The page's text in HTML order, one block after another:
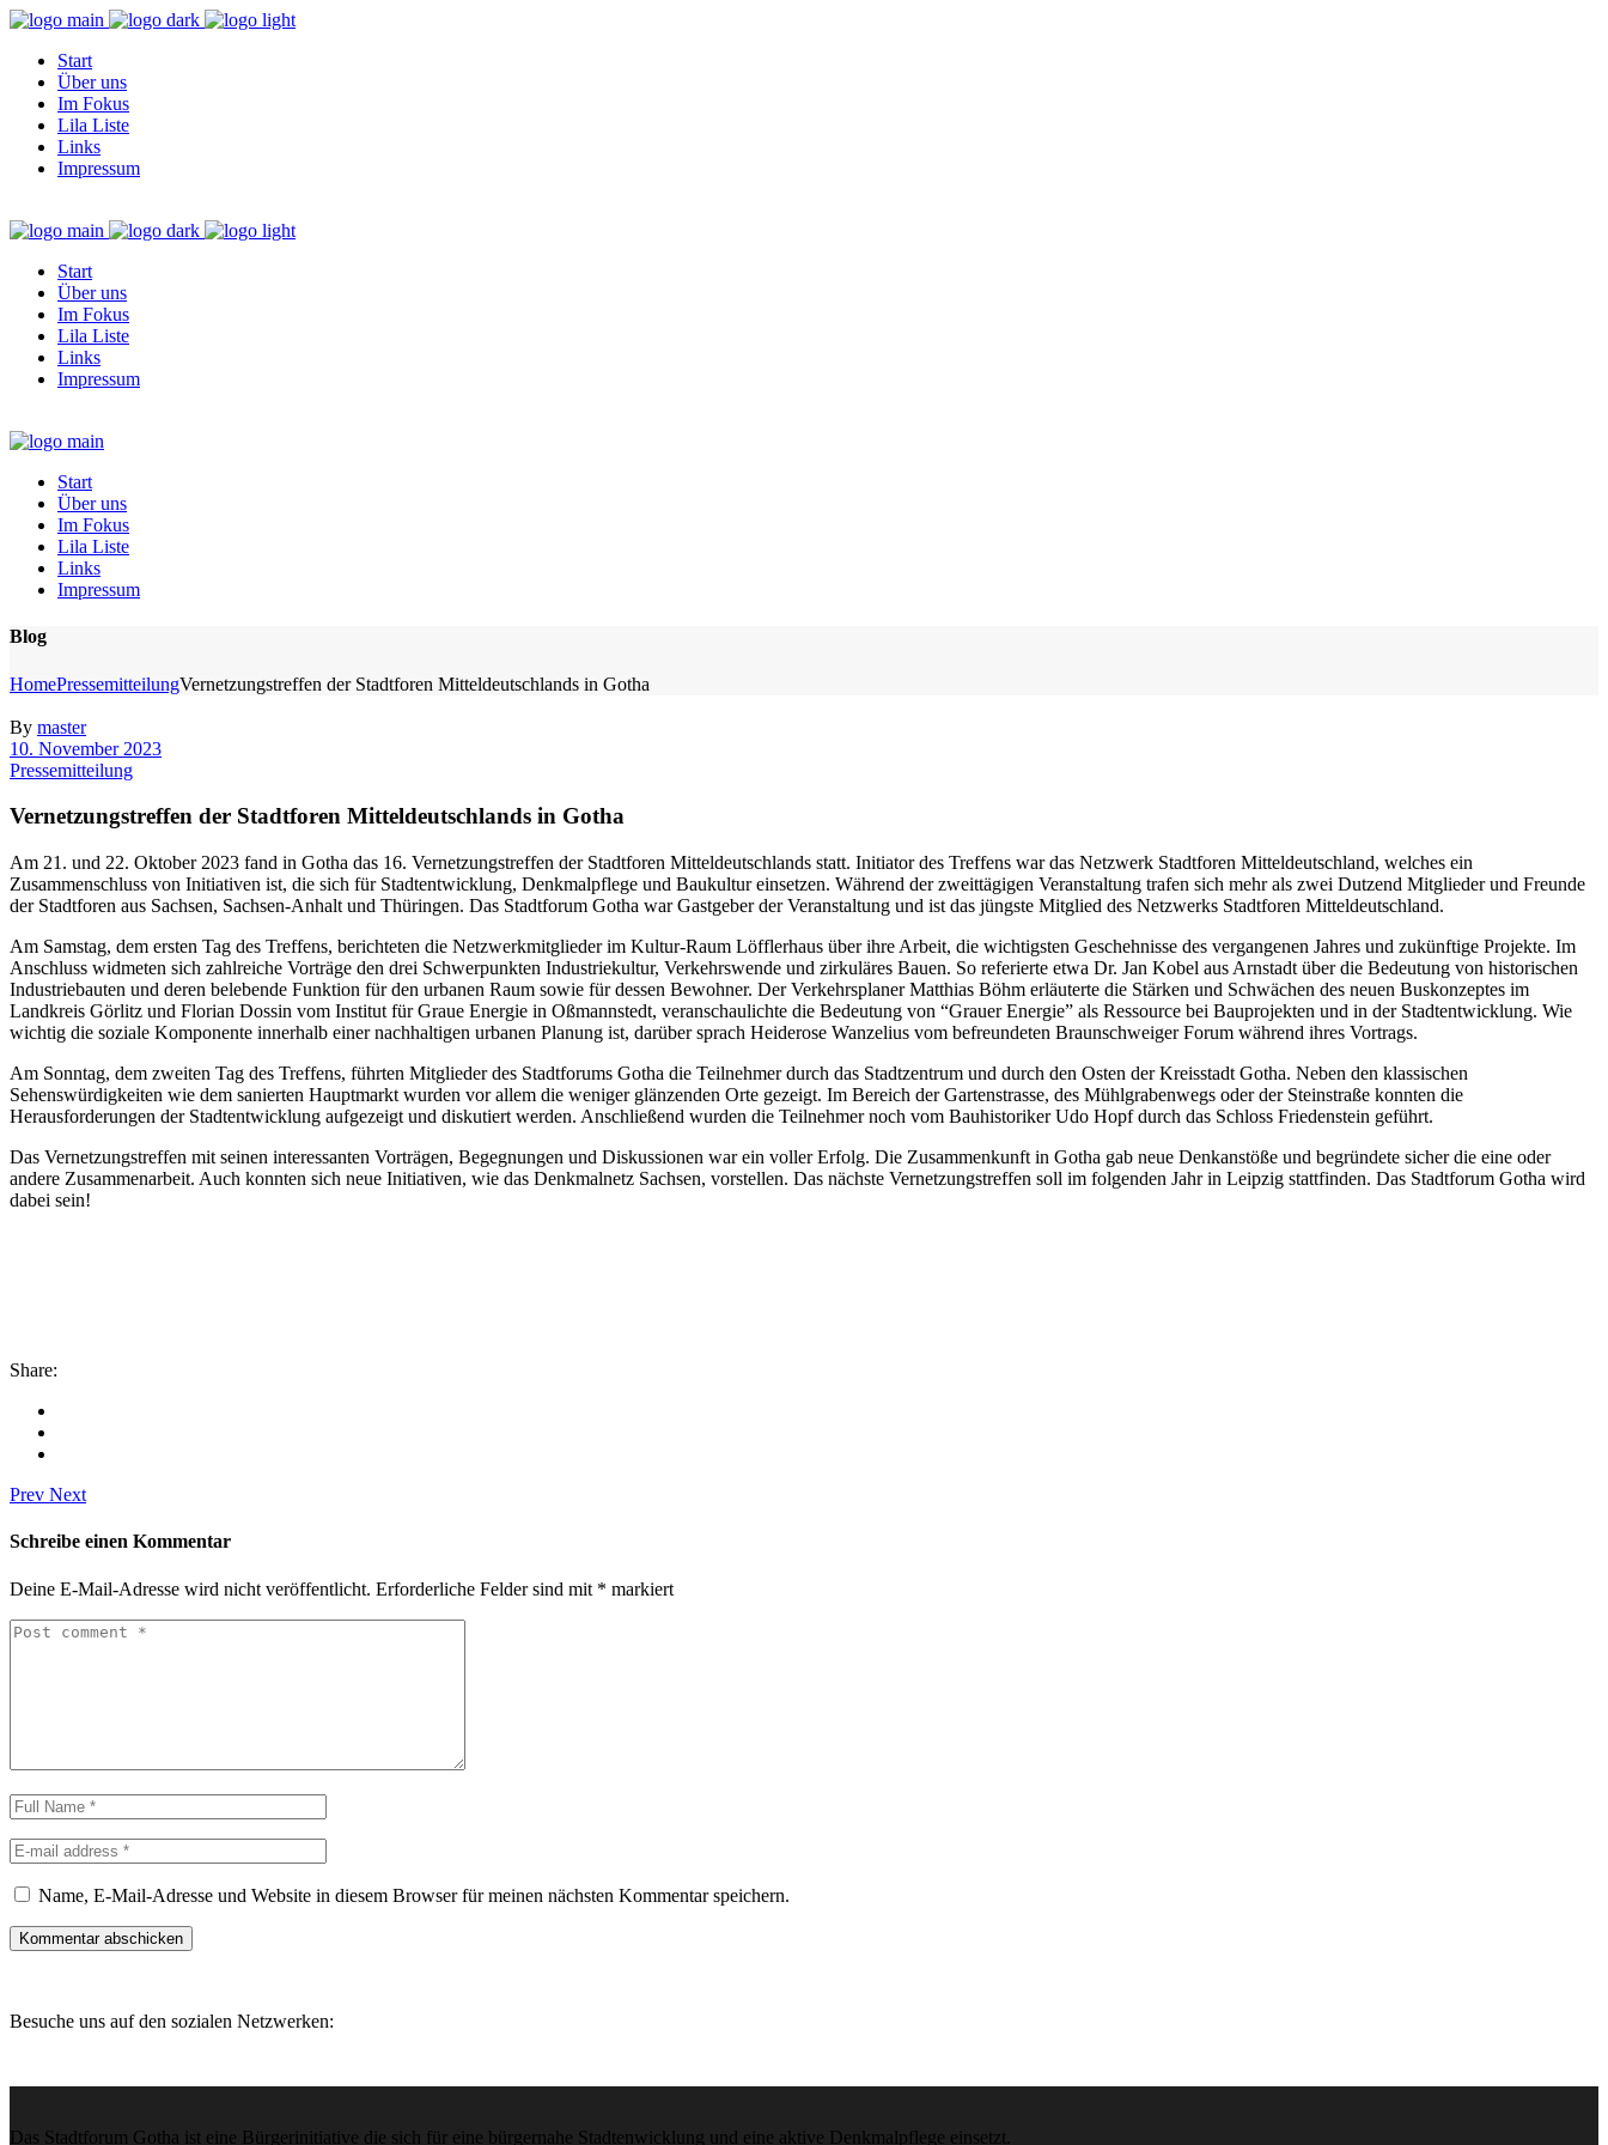
Start
Über uns
Im Fokus
Lila Liste
Links
Impressum
Start
Über uns
Im Fokus
Lila Liste
Links
Impressum
Start
Über uns
Im Fokus
Lila Liste
Links
Impressum
Blog
HomePressemitteilungVernetzungstreffen der Stadtforen Mitteldeutschlands in Gotha
By master
10. November 2023
Pressemitteilung
Vernetzungstreffen der Stadtforen Mitteldeutschlands in Gotha
Am 21. und 22. Oktober 2023 fand in Gotha das 16. Vernetzungstreffen der Stadtforen Mitteldeutschlands statt. Initiator des Treffens war das Netzwerk Stadtforen Mitteldeutschland, welches ein
Zusammenschluss von Initiativen ist, die sich für Stadtentwicklung, Denkmalpflege und Baukultur einsetzen. Während der zweittägigen Veranstaltung trafen sich mehr als zwei Dutzend Mitglieder und Freunde
der Stadtforen aus Sachsen, Sachsen-Anhalt und Thüringen. Das Stadtforum Gotha war Gastgeber der Veranstaltung und ist das jüngste Mitglied des Netzwerks Stadtforen Mitteldeutschland.
Am Samstag, dem ersten Tag des Treffens, berichteten die Netzwerkmitglieder im Kultur-Raum Löfflerhaus über ihre Arbeit, die wichtigsten Geschehnisse des vergangenen Jahres und zukünftige Projekte. Im
Anschluss widmeten sich zahlreiche Vorträge den drei Schwerpunkten Industriekultur, Verkehrswende und zirkuläres Bauen. So referierte etwa Dr. Jan Kobel aus Arnstadt über die Bedeutung von historischen
Industriebauten und deren belebende Funktion für den urbanen Raum sowie für dessen Bewohner. Der Verkehrsplaner Matthias Böhm erläuterte die Stärken und Schwächen des neuen Buskonzeptes im
Landkreis Görlitz und Florian Dossin vom Institut für Graue Energie in Oßmannstedt, veranschaulichte die Bedeutung von “Grauer Energie” als Ressource bei Bauprojekten und in der Stadtentwicklung. Wie
wichtig die soziale Komponente innerhalb einer nachhaltigen urbanen Planung ist, darüber sprach Heiderose Wanzelius vom befreundeten Braunschweiger Forum während ihres Vortrags.
Am Sonntag, dem zweiten Tag des Treffens, führten Mitglieder des Stadtforums Gotha die Teilnehmer durch das Stadtzentrum und durch den Osten der Kreisstadt Gotha. Neben den klassischen
Sehenswürdigkeiten wie dem sanierten Hauptmarkt wurden vor allem die weniger glänzenden Orte gezeigt. Im Bereich der Gartenstrasse, des Mühlgrabenwegs oder der Steinstraße konnten die
Herausforderungen der Stadtentwicklung aufgezeigt und diskutiert werden. Anschließend wurden die Teilnehmer noch vom Bauhistoriker Udo Hopf durch das Schloss Friedenstein geführt.
Das Vernetzungstreffen mit seinen interessanten Vorträgen, Begegnungen und Diskussionen war ein voller Erfolg. Die Zusammenkunft in Gotha gab neue Denkanstöße und begründete sicher die eine oder
andere Zusammenarbeit. Auch konnten sich neue Initiativen, wie das Denkmalnetz Sachsen, vorstellen. Das nächste Vernetzungstreffen soll im folgenden Jahr in Leipzig stattfinden. Das Stadtforum Gotha wird
dabei sein!
Share:
Prev Next
Schreibe einen Kommentar
Deine E-Mail-Adresse wird nicht veröffentlicht. Erforderliche Felder sind mit * markiert
Name, E-Mail-Adresse und Website in diesem Browser für meinen nächsten Kommentar speichern.
Besuche uns auf den sozialen Netzwerken:
Das Stadtforum Gotha ist eine Bürgerinitiative die sich für eine bürgernahe Stadtenwicklung und eine aktive Denkmalpflege einsetzt.